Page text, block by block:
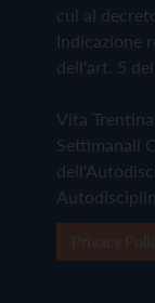
cui al
Indicazione
dell'art. 5
Vita
Settimanali